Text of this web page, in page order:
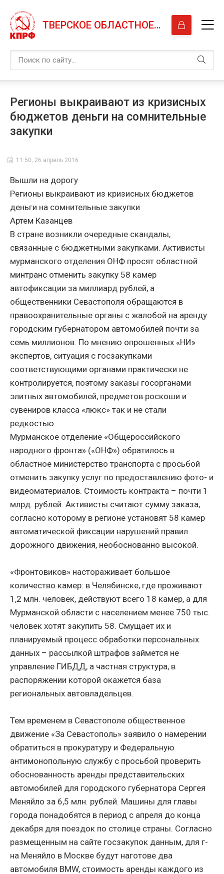
ТВЕРСКОЕ ОБЛАСТНОЕ ОТДЕЛЕНИЕ КПРФ
Регионы выкраивают из кризисных
бюджетов деньги на сомнительные
закупки
11:50, 26 апрель 2016
Вышли на дорогу
Регионы выкраивают из кризисных бюджетов
деньги на сомнительные закупки
Артем Казанцев
В стране возникли очередные скандалы,
связанные с бюджетными закупками. Активисты
мурманского отделения ОНФ просят областной
минтранс отменить закупку 58 камер
автофиксации за миллиард рублей, а
общественники Севастополя обращаются в
правоохранительные органы с жалобой на аренду
городским губернатором автомобилей почти за
семь миллионов. По мнению опрошенных «НИ»
экспертов, ситуация с госзакупками
соответствующими органами практически не
контролируется, поэтому заказы госорганами
элитных автомобилей, предметов роскоши и
сувениров класса «люкс» так и не стали
редкостью.
Мурманское отделение «Общероссийского
народного фронта» («ОНФ») обратилось в
областное министерство транспорта с просьбой
отменить закупку услуг по предоставлению фото- и
видеоматериалов. Стоимость контракта – почти 1
млрд. рублей. Активисты считают сумму заказа,
согласно которому в регионе установят 58 камер
автоматической фиксации нарушений правил
дорожного движения, необоснованно высокой.
«Фронтовиков» настораживает большое
количество камер: в Челябинске, где проживают
1,2 млн. человек, действуют всего 18 камер, а для
Мурманской области с населением менее 750 тыс.
человек хотят закупить 58. Смущает их и
планируемый процесс обработки персональных
данных – рассылкой штрафов займется не
управление ГИБДД, а частная структура, в
распоряжении которой окажется база
региональных автовладельцев.
Тем временем в Севастополе общественное
движение «За Севастополь» заявило о намерении
обратиться в прокуратуру и Федеральную
антимонопольную службу с просьбой проверить
обоснованность аренды представительских
автомобилей для городского губернатора Сергея
Меняйло за 6,5 млн. рублей. Машины для главы
города понадобятся в период с апреля до конца
декабря для поездок по столице страны. Согласно
размещенным на сайте госзакупок данным, для г-
на Меняйло в Москве будут наготове два
автомобиля BMW, стоимость аренды каждого из